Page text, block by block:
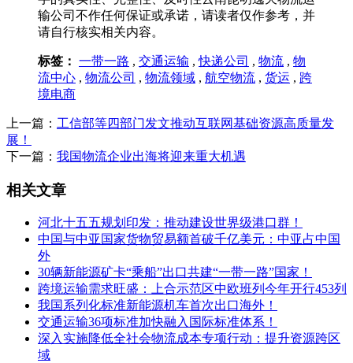
输公司不作任何保证或承诺，请读者仅作参考，并
请自行核实相关内容。
标签： 一带一路 , 交通运输 ,快递公司 , 物流 , 物
流中心 , 物流公司 , 物流领域 , 航空物流 , 货运 , 跨
境电商
上一篇： 工信部等四部门发文推动互联网基础资源高质量发
展！
下一篇： 我国物流企业出海将迎来重大机遇
相关文章
河北十五五规划印发：推动建设世界级港口群！
中国与中亚国家货物贸易额首破千亿美元：中亚占中国
外
30辆新能源矿卡“乘船”出口共建“一带一路”国家！
跨境运输需求旺盛：上合示范区中欧班列今年开行453列
我国系列化标准新能源机车首次出口海外！
交通运输36项标准加快融入国际标准体系！
深入实施降低全社会物流成本专项行动：提升资源跨区
域